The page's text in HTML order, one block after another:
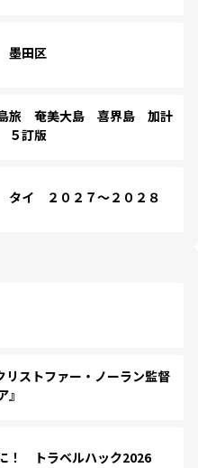
墨田区
旅 奄美大島 喜界島 加計
５訂版
イ ２０２７～２０２８
ストファー・ノーラン監督
！ トラベルハック2026